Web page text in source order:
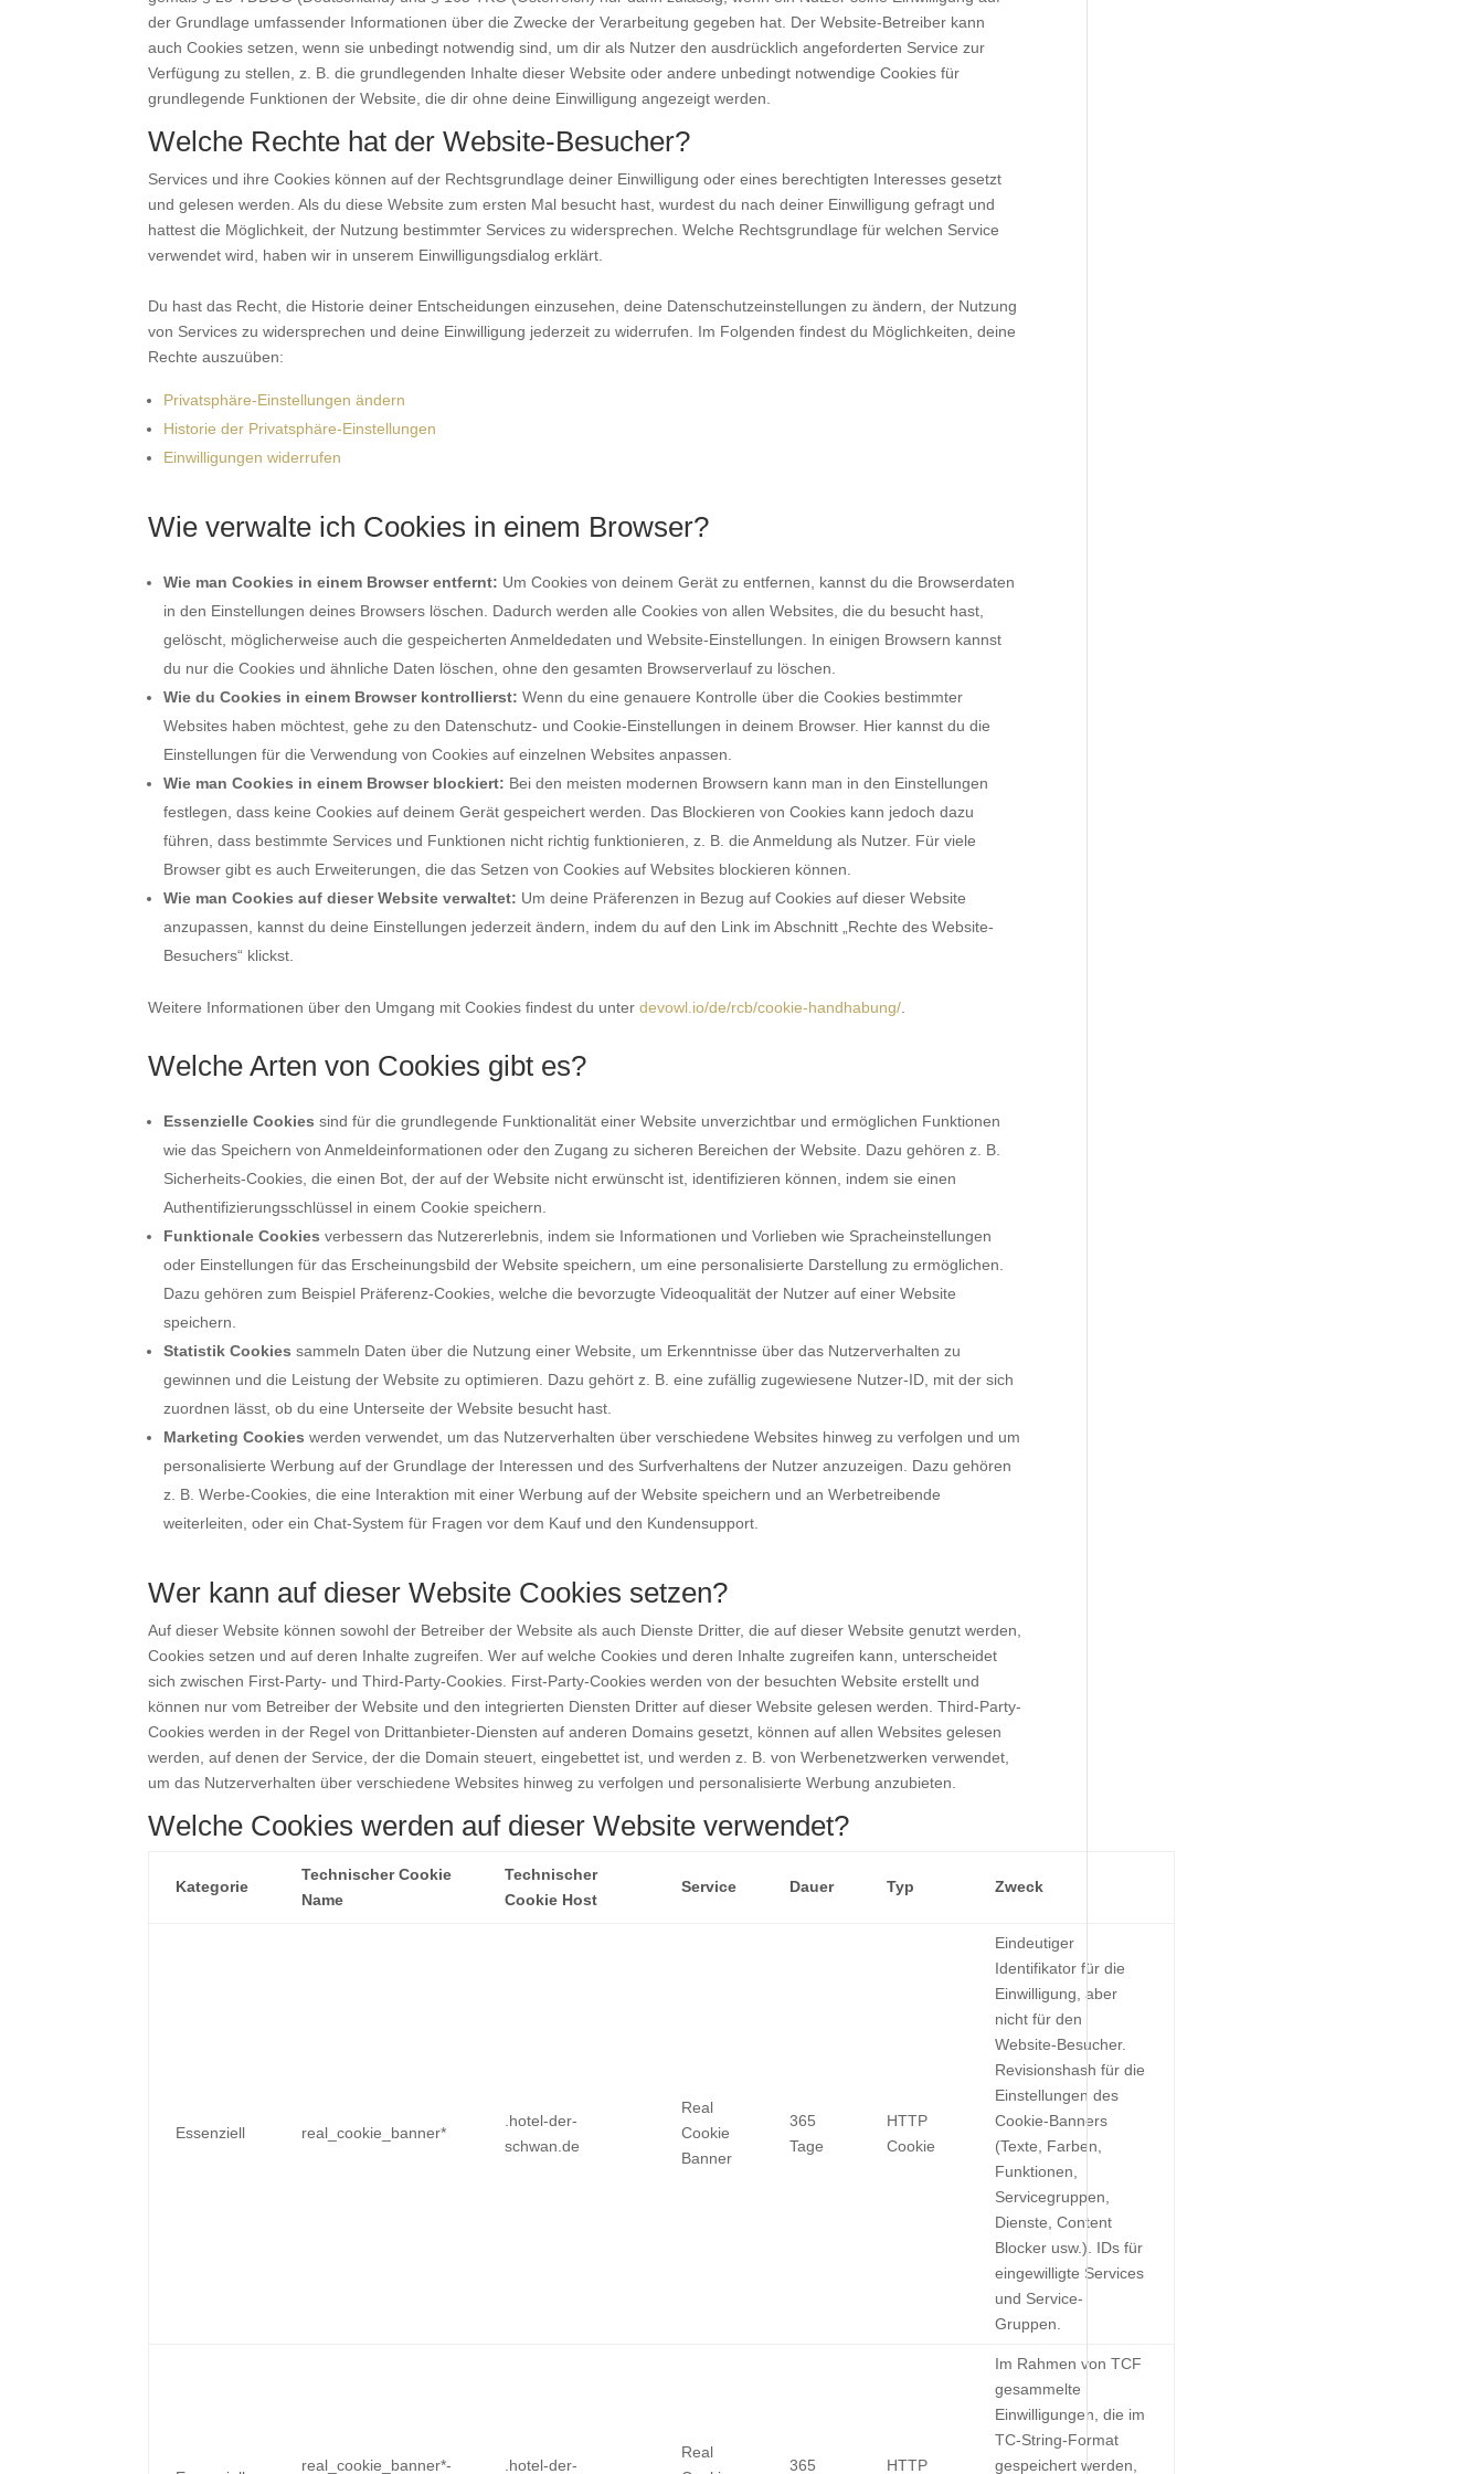
der Grundlage umfassender Informationen über die Zwecke der Verarbeitung gegeben hat. Der Website-Betreiber kann
auch Cookies setzen, wenn sie unbedingt notwendig sind, um dir als Nutzer den ausdrücklich angeforderten Service zur
Verfügung zu stellen, z. B. die grundlegenden Inhalte dieser Website oder andere unbedingt notwendige Cookies für
grundlegende Funktionen der Website, die dir ohne deine Einwilligung angezeigt werden.
Welche Rechte hat der Website-Besucher?
Services und ihre Cookies können auf der Rechtsgrundlage deiner Einwilligung oder eines berechtigten Interesses gesetzt
und gelesen werden. Als du diese Website zum ersten Mal besucht hast, wurdest du nach deiner Einwilligung gefragt und
hattest die Möglichkeit, der Nutzung bestimmter Services zu widersprechen. Welche Rechtsgrundlage für welchen Service
verwendet wird, haben wir in unserem Einwilligungsdialog erklärt.
Du hast das Recht, die Historie deiner Entscheidungen einzusehen, deine Datenschutzeinstellungen zu ändern, der Nutzung
von Services zu widersprechen und deine Einwilligung jederzeit zu widerrufen. Im Folgenden findest du Möglichkeiten, deine
Rechte auszuüben:
Privatsphäre-Einstellungen ändern
Historie der Privatsphäre-Einstellungen
Einwilligungen widerrufen
Wie verwalte ich Cookies in einem Browser?
Wie man Cookies in einem Browser entfernt: Um Cookies von deinem Gerät zu entfernen, kannst du die Browserdaten
in den Einstellungen deines Browsers löschen. Dadurch werden alle Cookies von allen Websites, die du besucht hast,
gelöscht, möglicherweise auch die gespeicherten Anmeldedaten und Website-Einstellungen. In einigen Browsern kannst
du nur die Cookies und ähnliche Daten löschen, ohne den gesamten Browserverlauf zu löschen.
Wie du Cookies in einem Browser kontrollierst: Wenn du eine genauere Kontrolle über die Cookies bestimmter
Websites haben möchtest, gehe zu den Datenschutz- und Cookie-Einstellungen in deinem Browser. Hier kannst du die
Einstellungen für die Verwendung von Cookies auf einzelnen Websites anpassen.
Wie man Cookies in einem Browser blockiert: Bei den meisten modernen Browsern kann man in den Einstellungen
festlegen, dass keine Cookies auf deinem Gerät gespeichert werden. Das Blockieren von Cookies kann jedoch dazu
führen, dass bestimmte Services und Funktionen nicht richtig funktionieren, z. B. die Anmeldung als Nutzer. Für viele
Browser gibt es auch Erweiterungen, die das Setzen von Cookies auf Websites blockieren können.
Wie man Cookies auf dieser Website verwaltet: Um deine Präferenzen in Bezug auf Cookies auf dieser Website
anzupassen, kannst du deine Einstellungen jederzeit ändern, indem du auf den Link im Abschnitt „Rechte des Website-
Besuchers“ klickst.
Weitere Informationen über den Umgang mit Cookies findest du unterdevowl.io/de/rcb/cookie-handhabung/
Welche Arten von Cookies gibt es?
Essenzielle Cookies sind für die grundlegende Funktionalität einer Website unverzichtbar und ermöglichen Funktionen
wie das Speichern von Anmeldeinformationen oder den Zugang zu sicheren Bereichen der Website. Dazu gehören z. B.
Sicherheits-Cookies, die einen Bot, der auf der Website nicht erwünscht ist, identifizieren können, indem sie einen
Authentifizierungsschlüssel in einem Cookie speichern.
Funktionale Cookies verbessern das Nutzererlebnis, indem sie Informationen und Vorlieben wie Spracheinstellungen
oder Einstellungen für das Erscheinungsbild der Website speichern, um eine personalisierte Darstellung zu ermöglichen.
Dazu gehören zum Beispiel Präferenz-Cookies, welche die bevorzugte Videoqualität der Nutzer auf einer Website
speichern.
Statistik Cookies sammeln Daten über die Nutzung einer Website, um Erkenntnisse über das Nutzerverhalten zu
gewinnen und die Leistung der Website zu optimieren. Dazu gehört z. B. eine zufällig zugewiesene Nutzer-ID, mit der sich
zuordnen lässt, ob du eine Unterseite der Website besucht hast.
Marketing Cookies werden verwendet, um das Nutzerverhalten über verschiedene Websites hinweg zu verfolgen und um
personalisierte Werbung auf der Grundlage der Interessen und des Surfverhaltens der Nutzer anzuzeigen. Dazu gehören
z. B. Werbe-Cookies, die eine Interaktion mit einer Werbung auf der Website speichern und an Werbetreibende
weiterleiten, oder ein Chat-System für Fragen vor dem Kauf und den Kundensupport.
Wer kann auf dieser Website Cookies setzen?
Auf dieser Website können sowohl der Betreiber der Website als auch Dienste Dritter, die auf dieser Website genutzt werden,
Cookies setzen und auf deren Inhalte zugreifen. Wer auf welche Cookies und deren Inhalte zugreifen kann, unterscheidet
sich zwischen First-Party- und Third-Party-Cookies. First-Party-Cookies werden von der besuchten Website erstellt und
können nur vom Betreiber der Website und den integrierten Diensten Dritter auf dieser Website gelesen werden. Third-Party-
Cookies werden in der Regel von Drittanbieter-Diensten auf anderen Domains gesetzt, können auf allen Websites gelesen
werden, auf denen der Service, der die Domain steuert, eingebettet ist, und werden z. B. von Werbenetzwerken verwendet,
um das Nutzerverhalten über verschiedene Websites hinweg zu verfolgen und personalisierte Werbung anzubieten.
Welche Cookies werden auf dieser Website verwendet?
Kategorie
Technischer Cookie
Name
Technischer
Cookie Host
Service Dauer Typ Zweck
Essenziell real_cookie_banner*
.hotel-der-
schwan.de
Real
Cookie
Banner
365
Tage
HTTP
Cookie
Eindeutiger
Identifikator für die
Einwilligung, aber
nicht für den
Website-Besucher.
Revisionshash für die
Einstellungen des
Cookie-Banners
(Texte, Farben,
Funktionen,
Servicegruppen,
Dienste, Content
Blocker usw.). IDs für
eingewilligte Services
und Service-
Gruppen.
real_cookie_banner*- .hotel-der-
Real
365 HTTP
Im Rahmen von TCF
gesammelte
Einwilligungen, die im
TC-String-Format
gespeichert werden,